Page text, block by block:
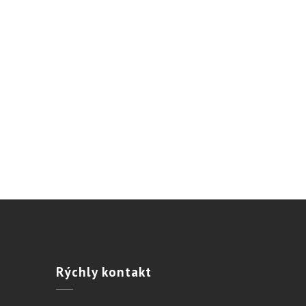
Rýchlykontakt